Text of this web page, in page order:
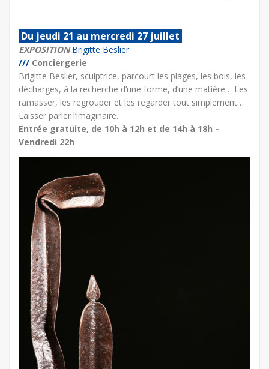
Du jeudi 21 au mercredi 27 juillet
EXPOSITION Brigitte Beslier
/// Conciergerie
Brigitte Beslier, sculptrice, parcourt les plages, les bois, les
décharges, à la recherche d’une forme, d’une matière… Les
ramasser, les regrouper et les regarder tout simplement…
Laisser parler l’imaginaire.
Entrée gratuite, de 10h à 12h et de 14h à 18h –
Vendredi 22h